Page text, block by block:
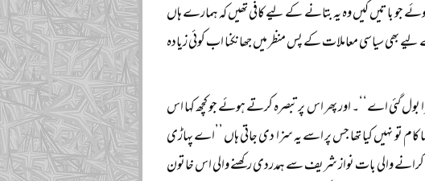
جو باتیں کیں وہ یہ بتانے کے لیے کافی تھیں کہ ہمارے ہاں
لیے بھی سیاسی معاملات کے پس منظر میں جھانکنا اب کوئی زیادہ
گئی اے‘‘۔ اور پھر اس پر تبصرہ کرتے ہوئے جو کچھ کہا اس
تو نہیں کیا تھا جس پر اسے یہ سزا دی جاتی ہاں ’’اے پہاڑی
کرانے والی بات نواز شریف سے ہمدردی رکھنے والی اس خاتون